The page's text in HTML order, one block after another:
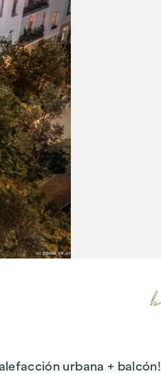
urbana + balcón!